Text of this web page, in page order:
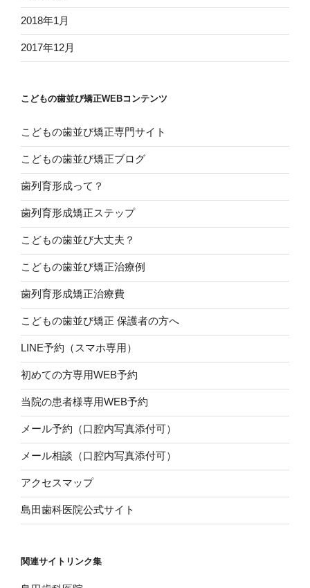
2018年1月
2017年12月
こどもの歯並び矯正WEBコンテンツ
こどもの歯並び矯正専門サイト
こどもの歯並び矯正ブログ
歯列育形成って？
歯列育形成矯正ステップ
こどもの歯並び大丈夫？
こどもの歯並び矯正治療例
歯列育形成矯正治療費
こどもの歯並び矯正 保護者の方へ
LINE予約（スマホ専用）
初めての方専用WEB予約
当院の患者様専用WEB予約
メール予約（口腔内写真添付可）
メール相談（口腔内写真添付可）
アクセスマップ
島田歯科医院公式サイト
関連サイトリンク集